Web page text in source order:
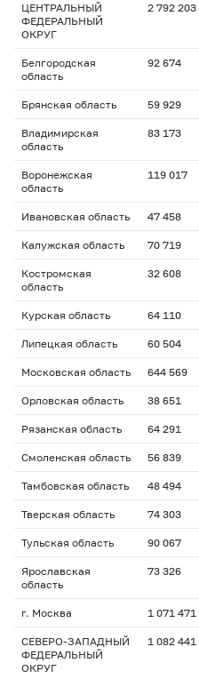
ЦЕНТРАЛЬНЫЙ
ФЕДЕРАЛЬНЫЙ
ОКРУГ
2 792 203
Белгородская
область
92 674
Брянская область 59 929
Владимирская
область
83 173
Воронежская
область
119 017
Ивановская область 47 458
Калужская область 70 719
Костромская
область
32 608
Курская область 64 110
Липецкая область 60 504
Московская область 644 569
Орловская область 38 651
Рязанская область 64 291
Смоленская область 56 839
Тамбовская область 48 494
Тверская область 74 303
Тульская область 90 067
Ярославская
область
73 326
г. Москва 1 071 471
СЕВЕРО-ЗАПАДНЫЙ
ФЕДЕРАЛЬНЫЙ
ОКРУГ
1 082 441